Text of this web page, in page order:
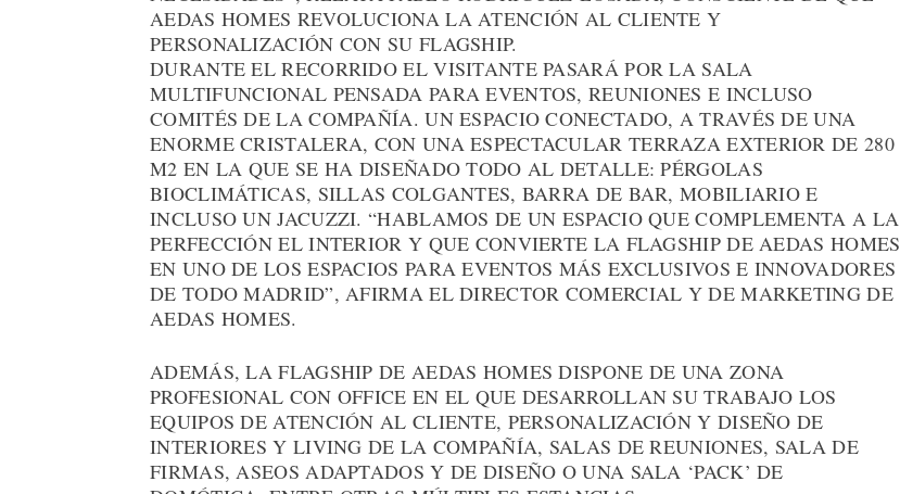
AEDAS HOMES REVOLUCIONA LA ATENCIÓN AL CLIENTE Y
PERSONALIZACIÓN CON SU FLAGSHIP.
DURANTE EL RECORRIDO EL VISITANTE PASARÁ POR LA SALA
MULTIFUNCIONAL PENSADA PARA EVENTOS, REUNIONES E INCLUSO
COMITÉS DE LA COMPAÑÍA. UN ESPACIO CONECTADO, A TRAVÉS DE UNA
ENORME CRISTALERA, CON UNA ESPECTACULAR TERRAZA EXTERIOR DE 280
M2 EN LA QUE SE HA DISEÑADO TODO AL DETALLE: PÉRGOLAS
BIOCLIMÁTICAS, SILLAS COLGANTES, BARRA DE BAR, MOBILIARIO E
INCLUSO UN JACUZZI. “HABLAMOS DE UN ESPACIO QUE COMPLEMENTA A LA
PERFECCIÓN EL INTERIOR Y QUE CONVIERTE LA FLAGSHIP DE AEDAS HOMES
EN UNO DE LOS ESPACIOS PARA EVENTOS MÁS EXCLUSIVOS E INNOVADORES
DE TODO MADRID”, AFIRMA EL DIRECTOR COMERCIAL Y DE MARKETING DE
AEDAS HOMES.
ADEMÁS, LA FLAGSHIP DE AEDAS HOMES DISPONE DE UNA ZONA
PROFESIONAL CON OFFICE EN EL QUE DESARROLLAN SU TRABAJO LOS
EQUIPOS DE ATENCIÓN AL CLIENTE, PERSONALIZACIÓN Y DISEÑO DE
INTERIORES Y LIVING DE LA COMPAÑÍA, SALAS DE REUNIONES, SALA DE
FIRMAS, ASEOS ADAPTADOS Y DE DISEÑO O UNA SALA ‘PACK’ DE